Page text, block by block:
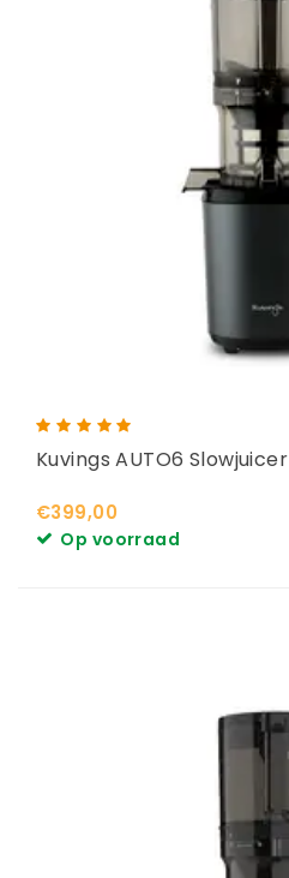
Kuvings AUTO6 Slowjuicer
€399,00
Op voorraad